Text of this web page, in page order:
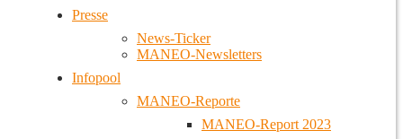
Presse
News-Ticker
MANEO-Newsletters
Infopool
MANEO-Reporte
MANEO-Report 2023